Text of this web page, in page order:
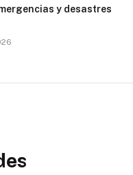
y desastres